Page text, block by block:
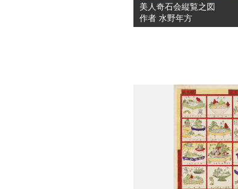
美人奇石会縦覧之図
作者 水野年方